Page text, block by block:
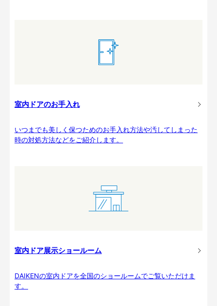
室内ドアのお手入れ
いつまでも美しく保つためのお手入れ方法や汚してしまった
時の対処方法などをご紹介します。
室内ドア展示ショールーム
DAIKENの室内ドアを全国のショールームでご覧いただけま
す。